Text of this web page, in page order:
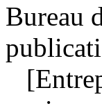
Bureau